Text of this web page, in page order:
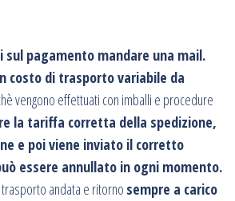
sul pagamento mandare una mail.
costo di trasporto variabile da
vengono effettuati con imballi e procedure
la tariffa corretta della spedizione,
e poi viene inviato il corretto
essere annullato in ogni momento.
andata e ritorno sempre a carico